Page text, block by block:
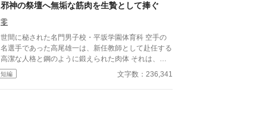
て、ひとつずつ乱されていく。 言葉で支配され、触
れられるたびに、自分の知らなかった感情と快楽を知
れられないほどに深い。 だが、篠原の視線の奥に宿
るのは、ただの欲望ではなかった。 そこには、ずっ
と榊だけを見つめ続けてきた、静かな執着がある。
「俺、前から思ってたんです。 あなたが誰かに“支
邪神の祭壇へ無垢な筋肉を生贄として捧ぐ
零
世間に秘された名門男子校・平坂学園体育科 空手の
名選手であった高尾雄一は、新任教師として赴任する
高潔な人格と鋼のように鍛えられた肉体 それは、学
園にとって最高の生贄の候補に他ならなかった 至高
の筋肉を持つ、精神を削られ意志をなくした青年を太
短編 文字数：236,341